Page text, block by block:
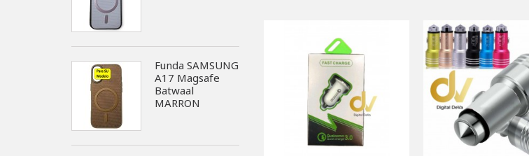
Funda SAMSUNG
A17 Magsafe
Batwaal
MARRON